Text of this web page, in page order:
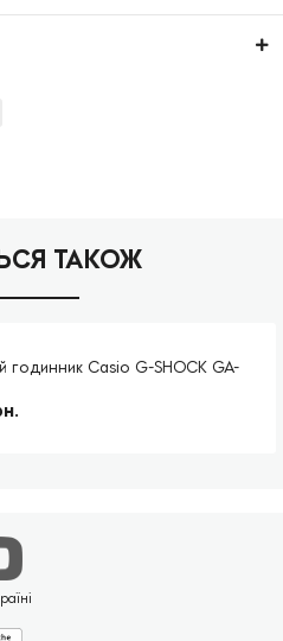
ТАКОЖ
годинник Casio G-SHOCK GA-